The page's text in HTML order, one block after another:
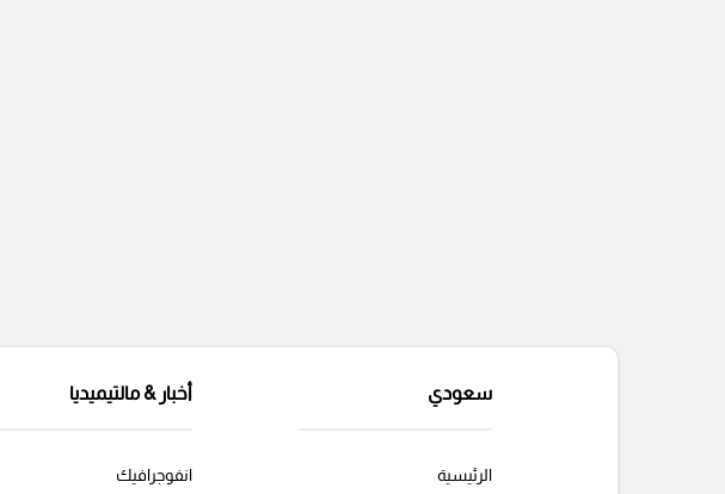
سعودي
الرئيسية
أخبار & مالتيميديا
انفوجرافيك